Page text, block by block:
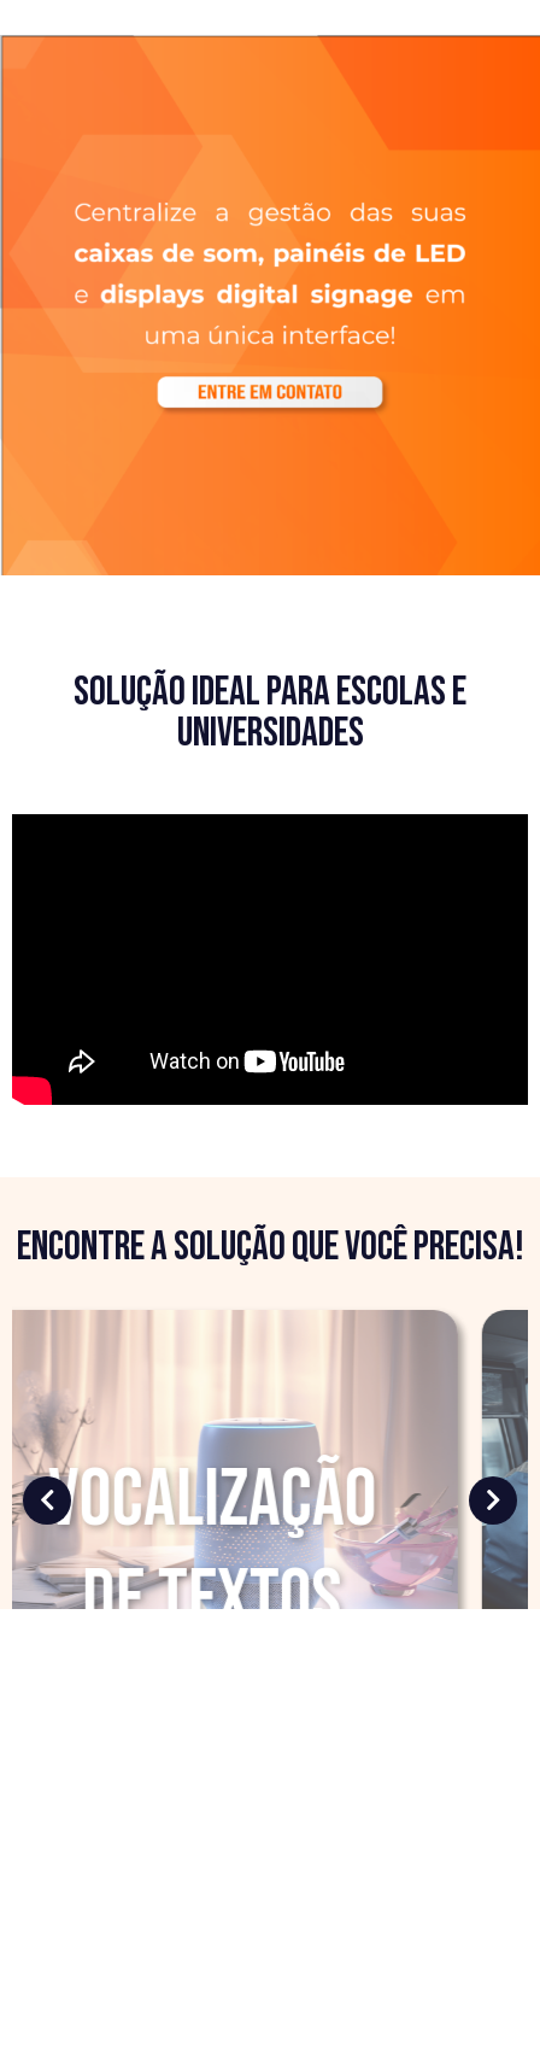
solução ideal para escolas e
universidades
Encontre a solução que você precisa!
eventos
GPS